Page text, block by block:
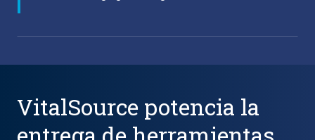
VitalSource potencia la